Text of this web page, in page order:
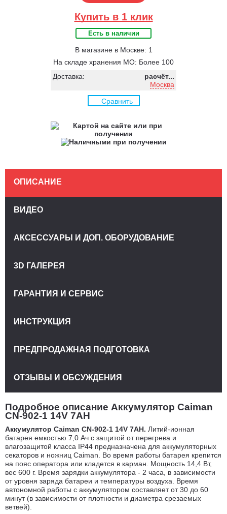
Купить в 1 клик
Есть в наличии
В магазине в Москве: 1
На складе хранения МО: Более 100
Доставка:
расчёт...
Москва
Сравнить
Подробное описание Аккумулятор Caiman
CN-902-1 14V 7AH
Аккумулятор Caiman CN-902-1 14V 7AH. Литий-ионная
батарея емкостью 7,0 Ач с защитой от перегрева и
влагозащитой класса IP44 предназначена для аккумуляторных
секаторов и ножниц Caiman. Во время работы батарея крепится
на пояс оператора или кладется в карман. Мощность 14,4 Вт,
вес 600 г. Время зарядки аккумулятора - 2 часа, в зависимости
от уровня заряда батареи и температуры воздуха. Время
автономной работы с аккумулятором составляет от 30 до 60
минут (в зависимости от плотности и диаметра срезаемых
ветвей).
ОПИСАНИЕ
ВИДЕО
АКСЕССУАРЫ И ДОП. ОБОРУДОВАНИЕ
3D ГАЛЕРЕЯ
ГАРАНТИЯ И СЕРВИС
ИНСТРУКЦИЯ
ПРЕДПРОДАЖНАЯ ПОДГОТОВКА
ОТЗЫВЫ И ОБСУЖДЕНИЯ